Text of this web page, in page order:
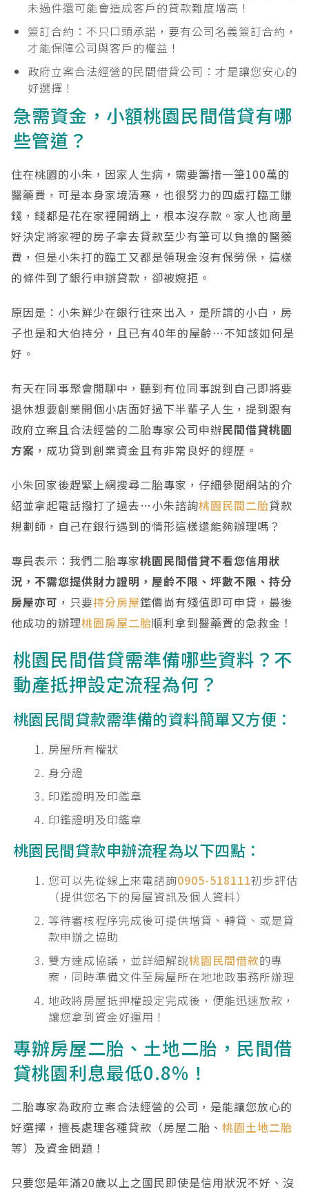
未過件還可能會造成客戶的貸款難度增高！
簽訂合約：不只口頭承諾，要有公司名義簽訂合約，
才能保障公司與客戶的權益！
政府立案合法經營的民間借貸公司：才是讓您安心的
好選擇！
急需資金，小額桃園民間借貸有哪
些管道？
住在桃園的小朱，因家人生病，需要籌措一筆100萬的
醫藥費，可是本身家境清寒，也很努力的四處打臨工賺
錢，錢都是花在家裡開銷上，根本沒存款。家人也商量
好決定將家裡的房子拿去貸款至少有筆可以負擔的醫藥
費，但是小朱打的臨工又都是領現金沒有保勞保，這樣
的條件到了銀行申辦貸款，卻被婉拒。
原因是：小朱鮮少在銀行往來出入，是所謂的小白，房
子也是和大伯持分，且已有40年的屋齡…不知該如何是
好。
有天在同事聚會閒聊中，聽到有位同事說到自己即將要
退休想要創業開個小店面好過下半輩子人生，提到跟有
政府立案且合法經營的二胎專家公司申辦民間借貸桃園
方案 ，成功貸到創業資金且有非常良好的經歷。
小朱回家後趕緊上網搜尋二胎專家，仔細參閱網站的介
紹並拿起電話撥打了過去…小朱諮詢桃園民間二胎貸款
規劃師，自己在銀行遇到的情形這樣還能夠辦理嗎？
專員表示：我們二胎專家桃園民間借貸不看您信用狀
況，不需您提供財力證明，屋齡不限、坪數不限、持分
房屋亦可 ，只要持分房屋鑑價尚有殘值即可申貸，最後
他成功的辦理桃園房屋二胎順利拿到醫藥費的急救金！
桃園民間借貸需準備哪些資料？不
動產抵押設定流程為何？
桃園民間貸款需準備的資料簡單又方便：
房屋所有權狀
身分證
印鑑證明及印鑑章
印鑑證明及印鑑章
桃園民間貸款申辦流程為以下四點：
您可以先從線上來電諮詢0905-518111初步評估
（提供您名下的房屋資訊及個人資料）
等待審核程序完成後可提供增貸、轉貸、或是貸
款申辦之協助
雙方達成協議，並詳細解說桃園民間借款的專
案，同時準備文件至房屋所在地地政事務所辦理
地政將房屋抵押權設定完成後，便能迅速放款，
讓您拿到資金好運用！
專辦房屋二胎、土地二胎，民間借
貸桃園利息最低0.8%！
二胎專家為政府立案合法經營的公司，是能讓您放心的
好選擇，擅長處理各種貸款（房屋二胎、 桃園土地二胎
等）及資金問題！
只要您是年滿20歲以上之國民即使是信用狀況不好、沒